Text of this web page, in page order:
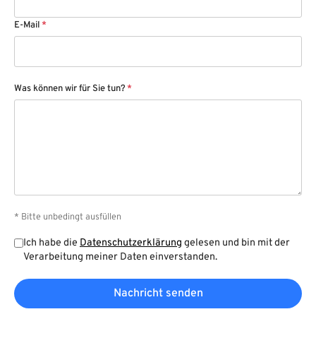
E-Mail *
Was können wir für Sie tun? *
* Bitte unbedingt ausfüllen
Ich habe die Datenschutzerklärung gelesen und bin mit der
Verarbeitung meiner Daten einverstanden.
Nachricht senden